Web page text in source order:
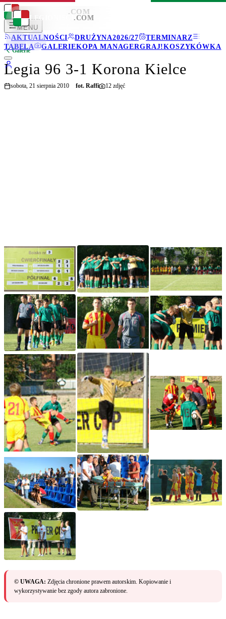
LEGIONISCI .COM
MENU
AKTUALNOŚCI
DRUŻYNA2026/27
TERMINARZ
TABELA
GALERIEKOPA MANAGERGRAJ!KOSZYKÓWKA
LEGIONISCI .COM
Galerie
Legia 96 3-1 Korona Kielce
sobota, 21 sierpnia 2010 fot. Raffi 12 zdjęć
© UWAGA: Zdjęcia chronione prawem autorskim. Kopiowanie i
wykorzystywanie bez zgody autora zabronione.